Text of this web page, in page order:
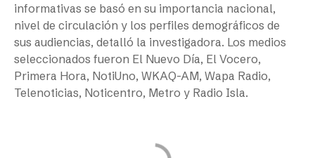
informativas se basó en su importancia nacional,
nivel de circulación y los perfiles demográficos de
sus audiencias, detalló la investigadora. Los medios
seleccionados fueron El Nuevo Día, El Vocero,
Primera Hora, NotiUno, WKAQ-AM, Wapa Radio,
Telenoticias, Noticentro, Metro y Radio Isla.